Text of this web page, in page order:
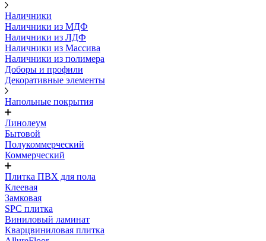
Наличники
Наличники из МДФ
Наличники из ЛДФ
Наличники из Массива
Наличники из полимера
Доборы и профили
Декоративные элементы
Напольные покрытия
Линолеум
Бытовой
Полукоммерческий
Коммерческий
Плитка ПВХ для пола
Клеевая
Замковая
SPC плитка
Виниловый ламинат
Кварцвиниловая плитка